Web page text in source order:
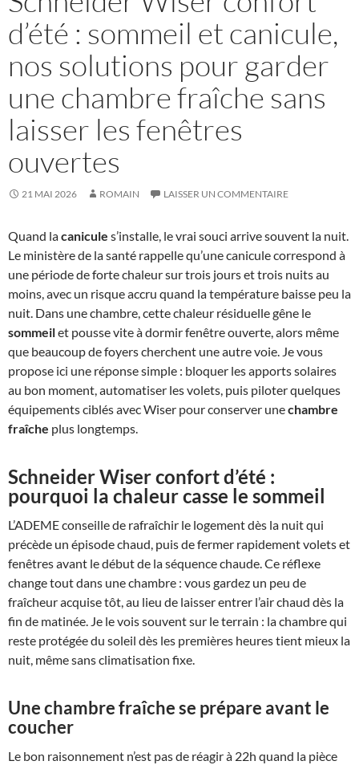
d’été : sommeil et canicule,
nos solutions pour garder
une chambre fraîche sans
laisser les fenêtres
ouvertes
21 MAI 2026 ROMAIN LAISSER UN COMMENTAIRE
Quand lacanicule s’installe, le vrai souci arrive souvent la nuit.
Le ministère de la santé rappelle qu’une canicule correspond à
une période de forte chaleur sur trois jours et trois nuits au
moins, avec un risque accru quand la température baisse peu la
nuit. Dans une chambre, cette chaleur résiduelle gêne le
sommeilet pousse vite à dormir fenêtre ouverte, alors même
que beaucoup de foyers cherchent une autre voie. Je vous
propose ici une réponse simple : bloquer les apports solaires
au bon moment, automatiser les volets, puis piloter quelques
équipements ciblés avec Wiser pour conserver unechambre
fraîche plus longtemps.
Schneider Wiser confort d’été :
pourquoi la chaleur casse le sommeil
L’ADEME conseille de rafraîchir le logement dès la nuit qui
précède un épisode chaud, puis de fermer rapidement volets et
fenêtres avant le début de la séquence chaude. Ce réflexe
change tout dans une chambre : vous gardez un peu de
fraîcheur acquise tôt, au lieu de laisser entrer l’air chaud dès la
fin de matinée. Je le vois souvent sur le terrain : la chambre qui
reste protégée du soleil dès les premières heures tient mieux la
nuit, même sans climatisation fixe.
Une chambre fraîche se prépare avant le
coucher
Le bon raisonnement n’est pas de réagir à 22h quand la pièce